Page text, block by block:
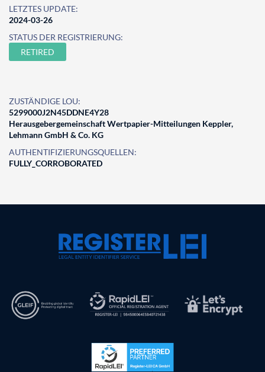
LETZTES UPDATE:
2024-03-26
STATUS DER REGISTRIERUNG:
RETIRED
ZUSTÄNDIGE LOU:
5299000J2N45DDNE4Y28
Herausgebergemeinschaft Wertpapier-Mitteilungen Keppler,
Lehmann GmbH & Co. KG
AUTHENTIFIZIERUNGSQUELLEN:
FULLY_CORROBORATED